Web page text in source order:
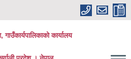
कार्यालय